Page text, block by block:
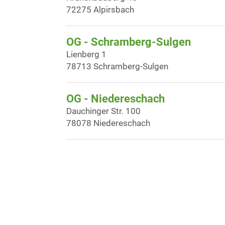
72275 Alpirsbach
OG - Schramberg-Sulgen
Lienberg 1
78713 Schramberg-Sulgen
OG - Niedereschach
Dauchinger Str. 100
78078 Niedereschach